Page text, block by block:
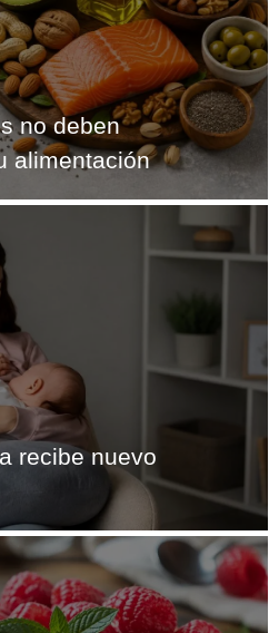
no deben
alimentación
recibe nuevo